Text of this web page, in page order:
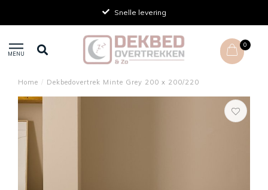
Snelle levering
MENU
0
Home / Dekbedovertrek Minte Grey 200 x 200/220